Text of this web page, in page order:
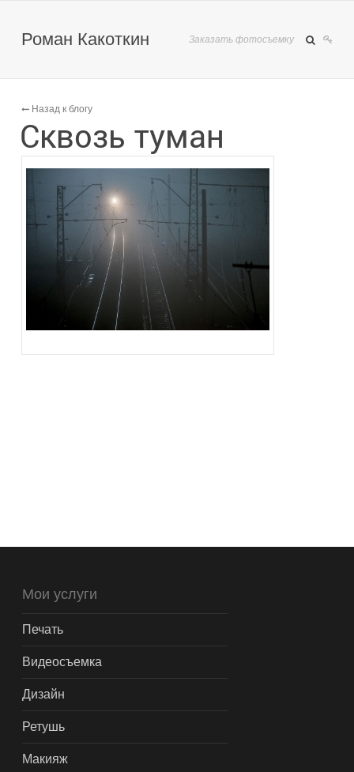
Роман Какоткин Заказать фотосъемку
Назад к блогу
Сквозь туман
Мои услуги
Печать
Видеосъемка
Дизайн
Ретушь
Макияж